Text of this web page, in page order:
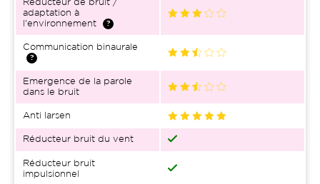
Réducteur de bruit /
adaptation à
l'environnement
Communication binaurale
Emergence de la parole
dans le bruit
Anti larsen
Réducteur bruit du vent
Réducteur bruit
impulsionnel